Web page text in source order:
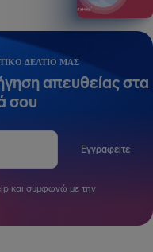
ΔΕΛΤΊΟ ΜΑΣ
απευθείας στα
σου
Εγγραφείτε
και συμφωνώ με την